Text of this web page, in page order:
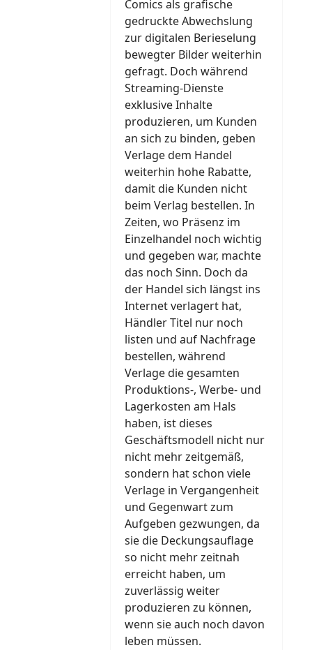
Comics als grafische
gedruckte Abwechslung
zur digitalen Berieselung
bewegter Bilder weiterhin
gefragt. Doch während
Streaming-Dienste
exklusive Inhalte
produzieren, um Kunden
an sich zu binden, geben
Verlage dem Handel
weiterhin hohe Rabatte,
damit die Kunden nicht
beim Verlag bestellen. In
Zeiten, wo Präsenz im
Einzelhandel noch wichtig
und gegeben war, machte
das noch Sinn. Doch da
der Handel sich längst ins
Internet verlagert hat,
Händler Titel nur noch
listen und auf Nachfrage
bestellen, während
Verlage die gesamten
Produktions-, Werbe- und
Lagerkosten am Hals
haben, ist dieses
Geschäftsmodell nicht nur
nicht mehr zeitgemäß,
sondern hat schon viele
Verlage in Vergangenheit
und Gegenwart zum
Aufgeben gezwungen, da
sie die Deckungsauflage
so nicht mehr zeitnah
erreicht haben, um
zuverlässig weiter
produzieren zu können,
wenn sie auch noch davon
leben müssen.